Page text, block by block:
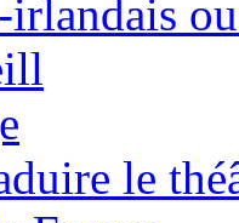
irlandais
le